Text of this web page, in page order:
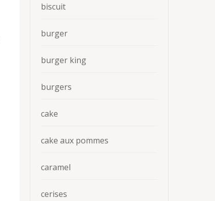
biscuit
burger
burger king
burgers
cake
cake aux pommes
caramel
cerises